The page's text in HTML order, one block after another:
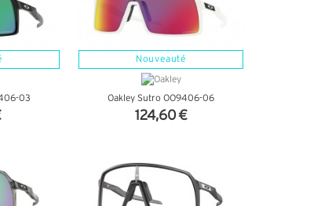
03
Nouveauté
Oakley Sutro OO9406-06
124,60 €